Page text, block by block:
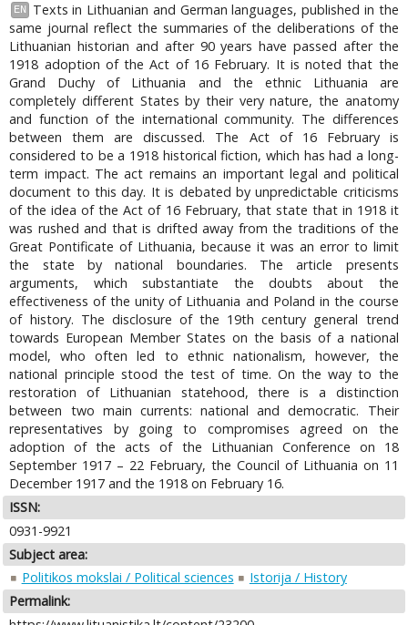
EN
Texts in Lithuanian and German languages, published in the
same journal reflect the summaries of the deliberations of the
Lithuanian historian and after 90 years have passed after the
1918 adoption of the Act of 16 February. It is noted that the
Grand Duchy of Lithuania and the ethnic Lithuania are
completely different States by their very nature, the anatomy
and function of the international community. The differences
between them are discussed. The Act of 16 February is
considered to be a 1918 historical fiction, which has had a long-
term impact. The act remains an important legal and political
document to this day. It is debated by unpredictable criticisms
of the idea of the Act of 16 February, that state that in 1918 it
was rushed and that is drifted away from the traditions of the
Great Pontificate of Lithuania, because it was an error to limit
the state by national boundaries. The article presents
arguments, which substantiate the doubts about the
effectiveness of the unity of Lithuania and Poland in the course
of history. The disclosure of the 19th century general trend
towards European Member States on the basis of a national
model, who often led to ethnic nationalism, however, the
national principle stood the test of time. On the way to the
restoration of Lithuanian statehood, there is a distinction
between two main currents: national and democratic. Their
representatives by going to compromises agreed on the
adoption of the acts of the Lithuanian Conference on 18
September 1917 – 22 February, the Council of Lithuania on 11
December 1917 and the 1918 on February 16.
ISSN:
0931-9921
Subject area:
Politikos mokslai / Political sciences
Istorija / History
Permalink: